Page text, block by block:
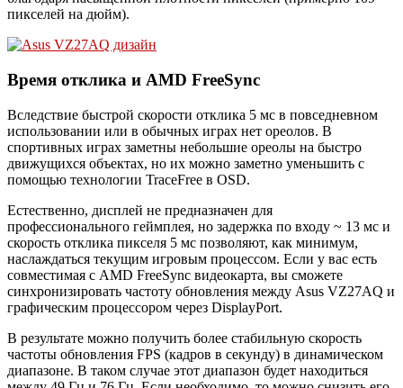
пикселей на дюйм).
Время отклика и AMD FreeSync
Вследствие быстрой скорости отклика 5 мс в повседневном
использовании или в обычных играх нет ореолов. В
спортивных играх заметны небольшие ореолы на быстро
движущихся объектах, но их можно заметно уменьшить с
помощью технологии TraceFree в OSD.
Естественно, дисплей не предназначен для
профессионального геймплея, но задержка по входу ~ 13 мс и
скорость отклика пикселя 5 мс позволяют, как минимум,
наслаждаться текущим игровым процессом. Если у вас есть
совместимая с AMD FreeSync видеокарта, вы сможете
синхронизировать частоту обновления между Asus VZ27AQ и
графическим процессором через DisplayPort.
В результате можно получить более стабильную скорость
частоты обновления FPS (кадров в секунду) в динамическом
диапазоне. В таком случае этот диапазон будет находиться